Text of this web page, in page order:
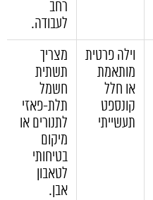
רחב
לעבודה.
וילה פרטית
מותאמת
או חלל
קונספט
תעשייתי
מצריך
תשתית
חשמל
תלת-פאזי
לתנורים או
מיקום
בטיחותי
לטאבון
אבן.